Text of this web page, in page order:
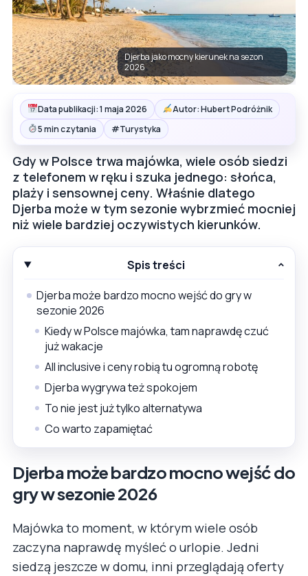
Djerba jako mocny kierunek na sezon
2026
Data publikacji: 1 maja 2026
Autor: Hubert Podróżnik
5 min czytania
#Turystyka
Gdy w Polsce trwa majówka, wiele osób siedzi
z telefonem w ręku i szuka jednego: słońca,
plaży i sensownej ceny. Właśnie dlatego
Djerba może w tym sezonie wybrzmieć mocniej
niż wiele bardziej oczywistych kierunków.
Spis treści
Djerba może bardzo mocno wejść do gry w
sezonie 2026
Kiedy w Polsce majówka, tam naprawdę czuć
już wakacje
All inclusive i ceny robią tu ogromną robotę
Djerba wygrywa też spokojem
To nie jest już tylko alternatywa
Co warto zapamiętać
Djerba może bardzo mocno wejść do
gry w sezonie 2026
Majówka to moment, w którym wiele osób
zaczyna naprawdę myśleć o urlopie. Jedni
siedzą jeszcze w domu, inni przeglądają oferty